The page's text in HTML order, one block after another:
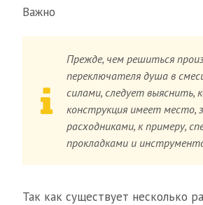
Важно
Прежде, чем решиться
переключателя душа в
силами, следует выяснить,
конструкция имеет место,
расходниками, к примеру,
прокладками и
Так как существует несколько